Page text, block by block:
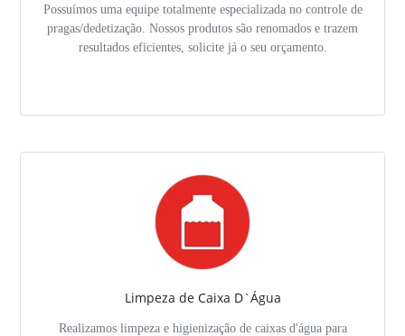
Possuímos uma equipe totalmente especializada no controle de
pragas/dedetização. Nossos produtos são renomados e trazem
resultados eficientes, solicite já o seu orçamento.
Limpeza de Caixa D`Água
Realizamos limpeza e higienização de caixas d'água para